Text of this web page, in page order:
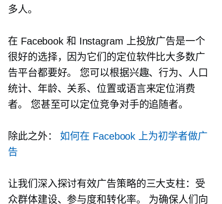
多人。
在 Facebook 和 Instagram 上投放广告是一个
很好的选择，因为它们的定位软件比大多数广
告平台都要好。 您可以根据兴趣、行为、人口
统计、年龄、关系、位置或语言来定位消费
者。 您甚至可以定位竞争对手的追随者。
除此之外： 如何在 Facebook 上为初学者做广
告
让我们深入探讨有效广告策略的三大支柱：受
众群体建设、参与度和转化率。 为确保人们向